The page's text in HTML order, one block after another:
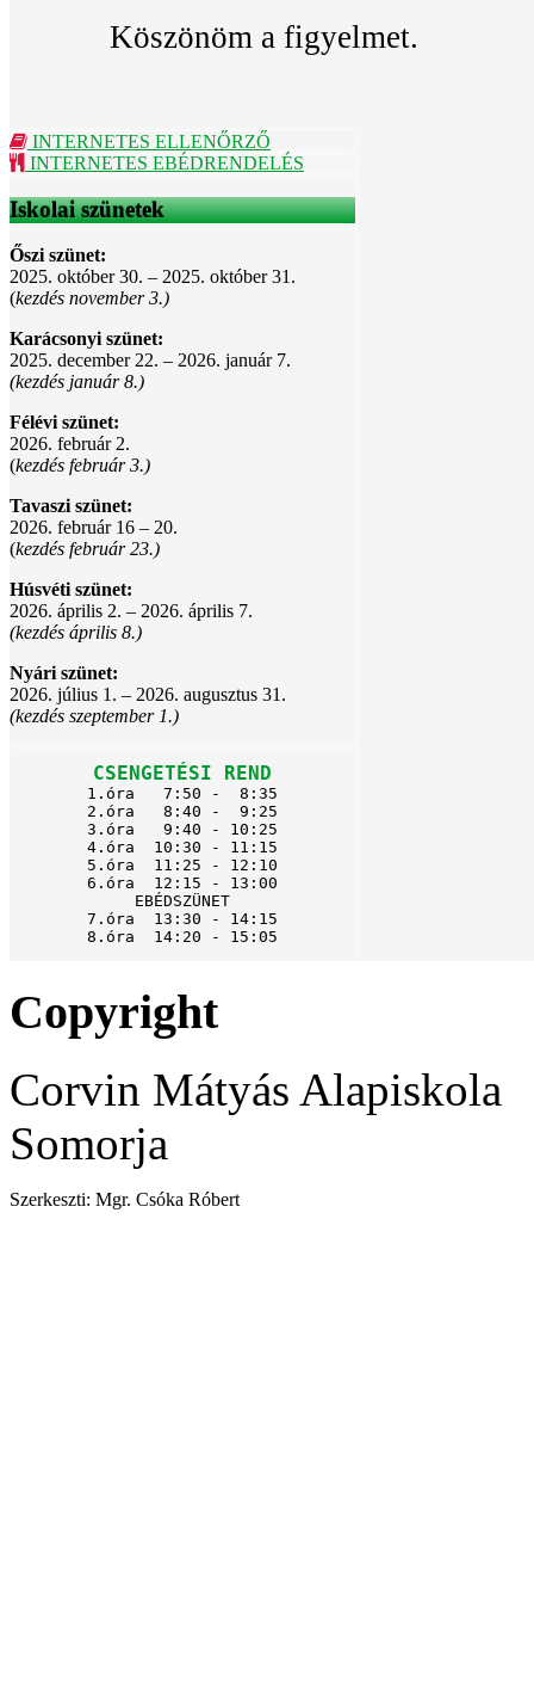
Köszönöm a figyelmet.
INTERNETES ELLENŐRZŐ
INTERNETES EBÉDRENDELÉS
Iskolai szünetek
Őszi szünet:
2025. október 30. – 2025. október 31.
(kezdés november 3.)
Karácsonyi szünet:
2025. december 22. – 2026. január 7.
(kezdés január 8.)
Félévi szünet:
2026. február 2.
(kezdés február 3.)
Tavaszi szünet:
2026. február 16 – 20.
(kezdés február 23.)
Húsvéti szünet:
2026. április 2. – 2026. április 7.
(kezdés április 8.)
Nyári szünet:
2026. július 1. – 2026. augusztus 31.
(kezdés szeptember 1.)
CSENGETÉSI REND
1.óra   7:50 -  8:35
2.óra   8:40 -  9:25
3.óra   9:40 - 10:25
4.óra  10:30 - 11:15
5.óra  11:25 - 12:10
6.óra  12:15 - 13:00
EBÉDSZÜNET
7.óra  13:30 - 14:15
8.óra  14:20 - 15:05
Copyright
Corvin Mátyás Alapiskola
Somorja
Szerkeszti: Mgr. Csóka Róbert